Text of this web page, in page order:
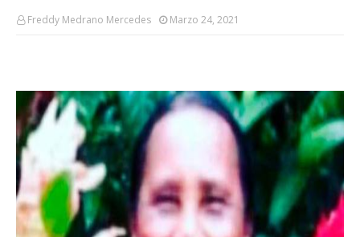
Freddy Medrano Mercedes Marzo 24, 2021